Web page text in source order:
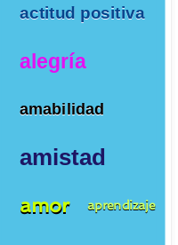
actitud positiva
alegría
amabilidad
amistad
amor aprendizaje